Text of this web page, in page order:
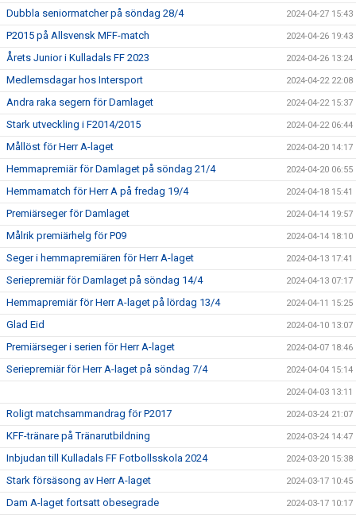
Dubbla seniormatcher på söndag 28/4 2024-04-27 15:43
P2015 på Allsvensk MFF-match 2024-04-26 19:43
Årets Junior i Kulladals FF 2023 2024-04-26 13:24
Medlemsdagar hos Intersport 2024-04-22 22:08
Andra raka segern för Damlaget 2024-04-22 15:37
Stark utveckling i F2014/2015 2024-04-22 06:44
Mållöst för Herr A-laget 2024-04-20 14:17
Hemmapremiär för Damlaget på söndag 21/4 2024-04-20 06:55
Hemmamatch för Herr A på fredag 19/4 2024-04-18 15:41
Premiärseger för Damlaget 2024-04-14 19:57
Målrik premiärhelg för P09 2024-04-14 18:10
Seger i hemmapremiären för Herr A-laget 2024-04-13 17:41
Seriepremiär för Damlaget på söndag 14/4 2024-04-13 07:17
Hemmapremiär för Herr A-laget på lördag 13/4 2024-04-11 15:25
Glad Eid 2024-04-10 13:07
Premiärseger i serien för Herr A-laget 2024-04-07 18:46
Seriepremiär för Herr A-laget på söndag 7/4 2024-04-04 15:14
2024-04-03 13:11
Roligt matchsammandrag för P2017 2024-03-24 21:07
KFF-tränare på Tränarutbildning 2024-03-24 14:47
Inbjudan till Kulladals FF Fotbollsskola 2024 2024-03-20 15:38
Stark försäsong av Herr A-laget 2024-03-17 10:45
Dam A-laget fortsatt obesegrade 2024-03-17 10:17